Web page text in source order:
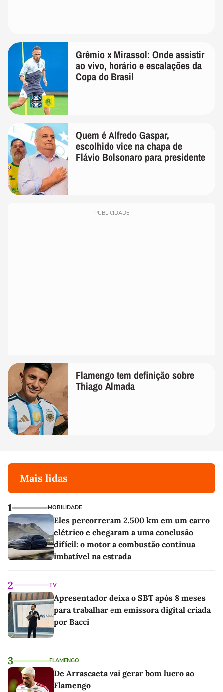
Grêmio x Mirassol: Onde assistir
ao vivo, horário e escalações da
Copa do Brasil
Quem é Alfredo Gaspar,
escolhido vice na chapa de
Flávio Bolsonaro para presidente
PUBLICIDADE
Flamengo tem definição sobre
Thiago Almada
Mais lidas
1 MOBILIDADE
Eles percorreram 2.500 km em um carro
elétrico e chegaram a uma conclusão
difícil: o motor a combustão continua
imbatível na estrada
2 TV
Apresentador deixa o SBT após 8 meses
para trabalhar em emissora digital criada
por Bacci
3 FLAMENGO
De Arrascaeta vai gerar bom lucro ao
Flamengo